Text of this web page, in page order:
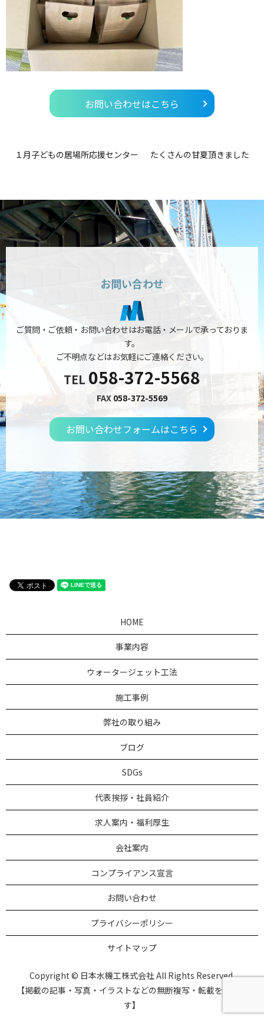
お問い合わせはこちら
１月子どもの居場所応援センター たくさんの甘夏頂きました
お問い合わせ
ご質問・ご依頼・お問い合わせはお電話・メールで承っておりま
す。
ご不明点などはお気軽にご連絡ください。
TEL 058-372-5568
FAX 058-372-5569
お問い合わせフォームはこちら
HOME
事業内容
ウォータージェット工法
施工事例
弊社の取り組み
ブログ
SDGs
代表挨拶・社員紹介
求人案内・福利厚生
会社案内
コンプライアンス宣言
お問い合わせ
プライバシーポリシー
サイトマップ
Copyright © 日本水機工株式会社 All Rights Reserved.
【掲載の記事・写真・イラストなどの無断複写・転載を禁じま
す】